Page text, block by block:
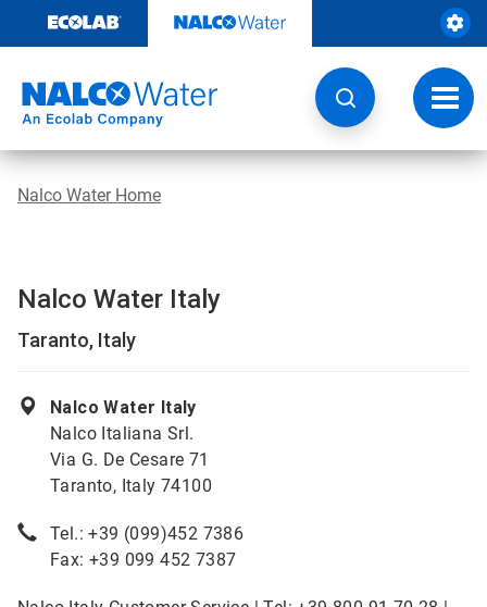
Inhalt
Nalco Water Home
Nalco Water Italy
Taranto, Italy
Nalco Water Italy
Nalco Italiana Srl.
Via G. De Cesare 71
Taranto, Italy 74100
Tel.: +39 (099)452 7386
Fax: +39 099 452 7387